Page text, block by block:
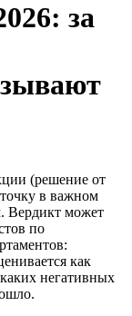
за
(решение от
в важном
Вердикт может
по
как
негативных